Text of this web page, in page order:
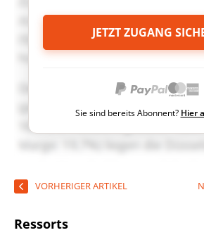
JETZT ZUGANG
Sie sind bereits Abonnent? Hier
VORHERIGER ARTIKEL
Ressorts